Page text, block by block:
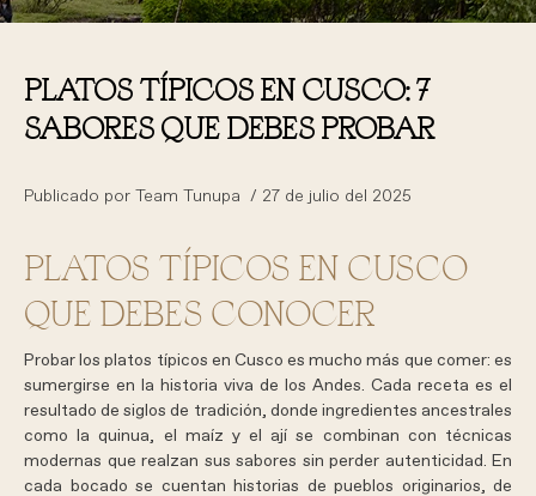
PLATOS TÍPICOS EN CUSCO: 7
SABORES QUE DEBES PROBAR
Publicado por Team Tunupa / 27 de julio del 2025
PLATOS TÍPICOS EN CUSCO
QUE DEBES CONOCER
Probar los platos típicos en Cusco es mucho más que comer: es
sumergirse en la historia viva de los Andes. Cada receta es el
resultado de siglos de tradición, donde ingredientes ancestrales
como la quinua, el maíz y el ají se combinan con técnicas
modernas que realzan sus sabores sin perder autenticidad. En
cada bocado se cuentan historias de pueblos originarios, de